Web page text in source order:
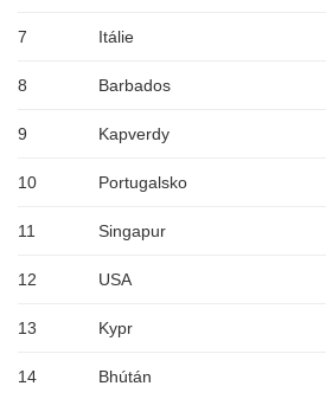
7 Itálie
8 Barbados
9 Kapverdy
10 Portugalsko
11 Singapur
12 USA
13 Kypr
14 Bhútán